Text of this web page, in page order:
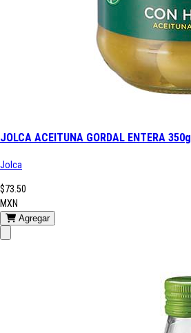
JOLCA ACEITUNA GORDAL ENTERA 350g
Jolca
$73.50
MXN
Agregar